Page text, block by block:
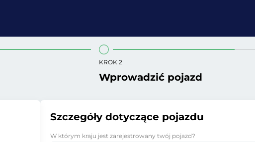
KROK 2
Wprowadzić pojazd
Szczegóły dotyczące pojazdu
W którym kraju jest zarejestrowany twój pojazd?